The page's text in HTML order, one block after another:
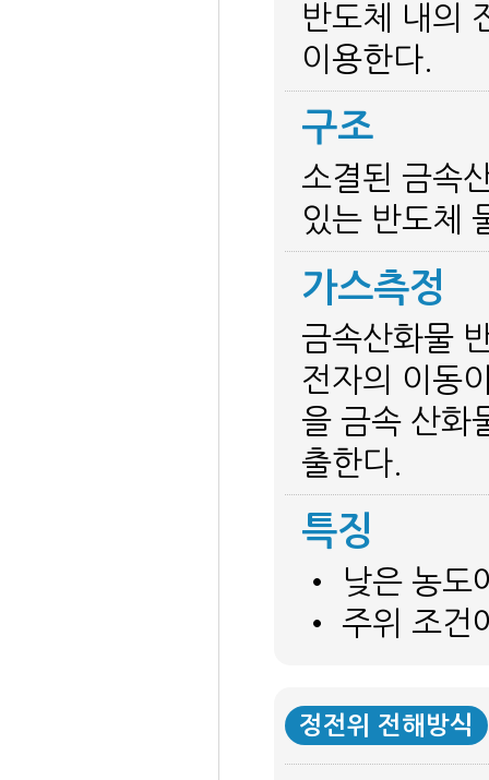
반도체 내의
이용한다.
구조
소결된 금속
있는 반도체
가스측정
금속산화물
전자의 이동
을 금속 산화
출한다.
특징
• 낮은 농도
• 주위 조건
정전위 전해방식